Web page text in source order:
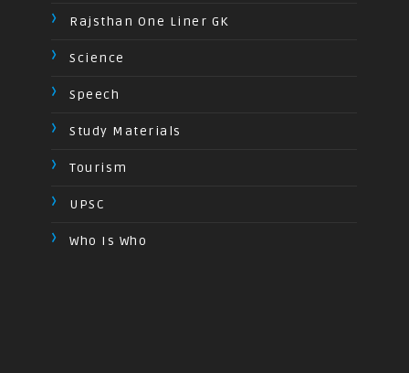
Rajsthan One Liner GK
Science
Speech
Study Materials
Tourism
UPSC
Who Is Who